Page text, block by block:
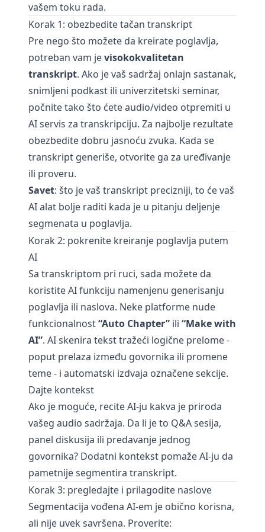
vašem toku rada.
Korak 1: obezbedite tačan transkript
Pre nego što možete da kreirate poglavlja,
potreban vam jevisokokvalitetan
transkript. Ako je vaš sadržaj onlajn sastanak,
snimljeni podkast ili univerzitetski seminar,
počnite tako što ćete audio/video otpremiti u
AI servis za transkripciju. Za najbolje rezultate
obezbedite dobru jasnoću zvuka. Kada se
transkript generiše, otvorite ga za uređivanje
ili proveru.
Savet: što je vaš transkript precizniji, to će vaš
AI alat bolje raditi kada je u pitanju deljenje
segmenata u poglavlja.
Korak 2: pokrenite kreiranje poglavlja putem
AI
Sa transkriptom pri ruci, sada možete da
koristite AI funkciju namenjenu generisanju
poglavlja ili naslova. Neke platforme nude
funkcionalnost“Auto Chapter” ili “Make with
AI”. AI skenira tekst tražeći logične prelome -
poput prelaza između govornika ili promene
teme - i automatski izdvaja označene sekcije.
Dajte kontekst
Ako je moguće, recite AI-ju kakva je priroda
vašeg audio sadržaja. Da li je to Q&A sesija,
panel diskusija ili predavanje jednog
govornika? Dodatni kontekst pomaže AI-ju da
pametnije segmentira transkript.
Korak 3: pregledajte i prilagodite naslove
Segmentacija vođena AI-em je obično korisna,
ali nije uvek savršena. Proverite: